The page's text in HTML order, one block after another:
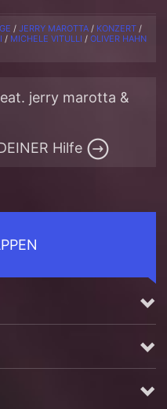
/JERRY MAROTTA / KONZERT /
/ MICHELE VITULLI /OLIVER HAHN
jerry marotta &
Hilfe